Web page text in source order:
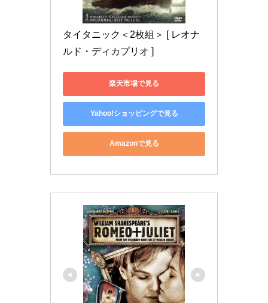
タイタニック＜2枚組＞ [ レオナ
ルド・ディカプリオ ]
楽天市場で見る
Yahoo!ショッピングで見る
Amazonで見る